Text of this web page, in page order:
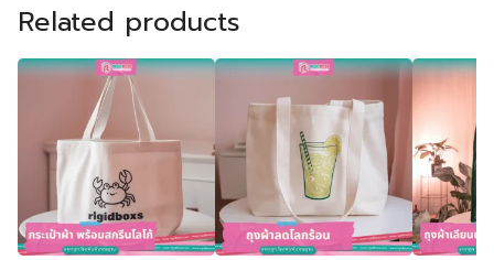
Related products